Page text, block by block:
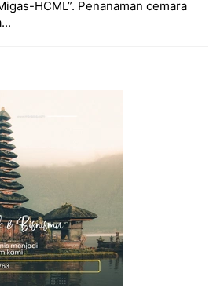
HCML”. Penanaman cemara